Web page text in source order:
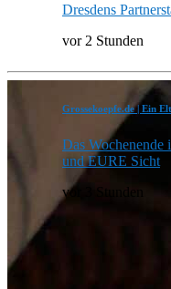
Dresdens
vor 2 Stunden
Grossekoepfe.de | Ein
Das Wochenende
und EURE Sicht
vor 3 Stunden